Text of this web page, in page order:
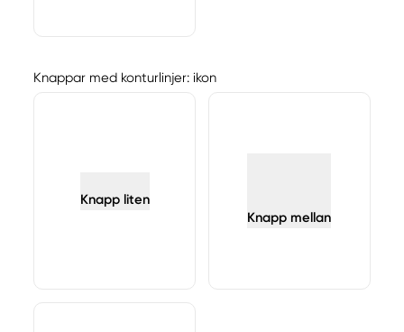
Knappar med konturlinjer: ikon
Knapp liten
Knapp mellan